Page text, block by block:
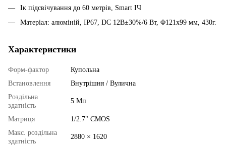
Ік підсвічування до 60 метрів, Smart ІЧ
Матеріал: алюміній, IP67, DC 12В±30%/6 Вт, Φ121х99 мм, 430г.
Характеристики
Форм-фактор
Купольна
Встановлення
Внутрішня / Вулична
Роздільна
здатність
5 Мп
Матриця
1/2.7" CMOS
Макс. роздільна
здатність
2880 × 1620